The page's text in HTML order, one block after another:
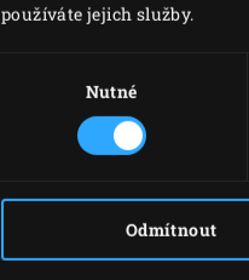
používáte jejich služby.
Nutné
Odmítnout
kůru nakrájejte nadrobno.
Máslo, cibuli, česnek,
chuti přidejte do mísy
důkladně nepromísí s
Do chleba udělejte
chlebu vytlačte polovinu
nebo z něj hned připravte
Sardelové filety